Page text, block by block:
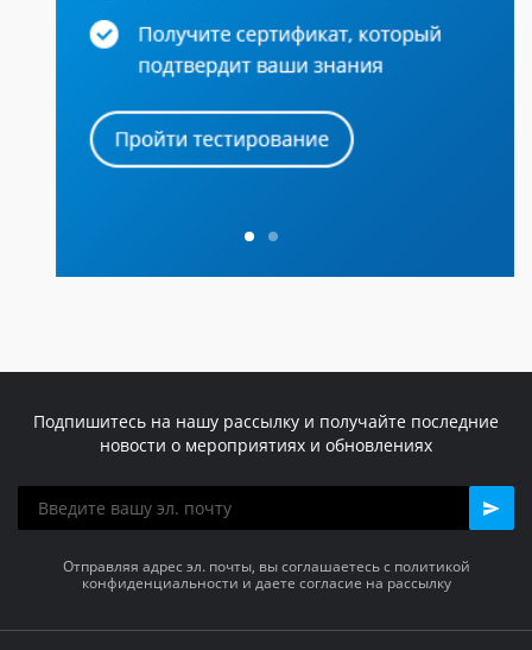
Подпишитесь на нашу рассылку и получайте последние
новости о мероприятиях и обновлениях
Отправляя адрес эл. почты, вы соглашаетесь с политикой
конфиденциальности и даете согласие на рассылку